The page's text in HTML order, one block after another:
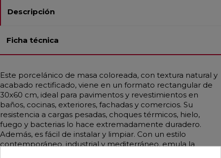
Descripción
Ficha técnica
Este porcelánico de masa coloreada, con textura natural y
acabado rectificado, viene en un formato rectangular de
30x60 cm, ideal para pavimentos y revestimientos en
baños, cocinas, exteriores, fachadas y comercios. Su
resistencia a cargas pesadas, choques térmicos, hielo,
fuego y bacterias lo hace extremadamente duradero.
Además, es fácil de instalar y limpiar. Con un estilo
contemporáneo, industrial y mediterráneo, emula la